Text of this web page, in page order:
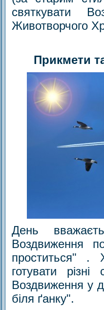
святкувати
Животворчого
Прикмети
День
Воздвиження
проститься" .
готувати
Воздвиження у
біля ґанку".